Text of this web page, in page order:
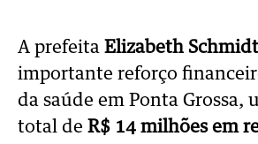
A prefeita Elizabeth Schmidt
importante reforço
da saúde em Ponta Grossa,
total de R$ 14 milhões em